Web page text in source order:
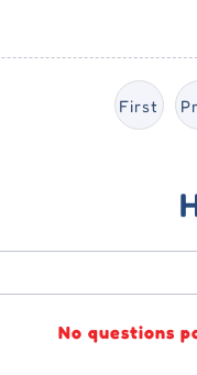
First
No questions